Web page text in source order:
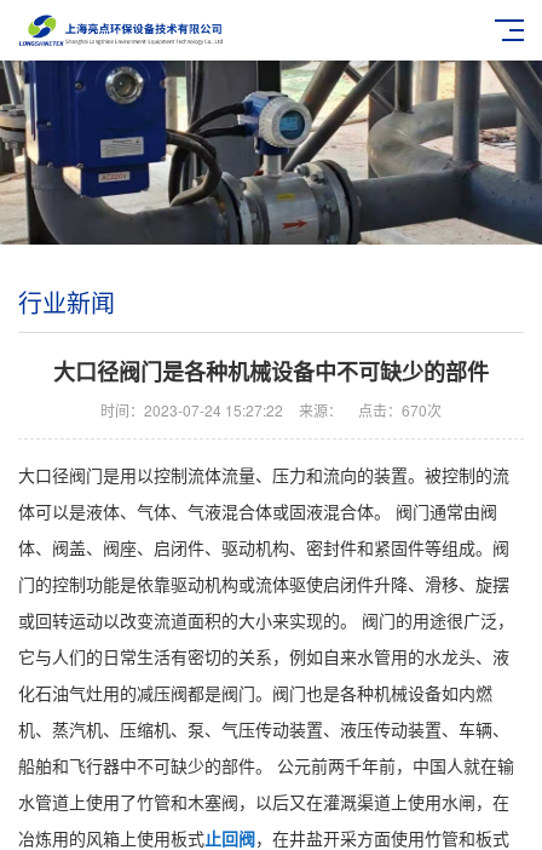
行业新闻
大口径阀门是各种机械设备中不可缺少的部件
时间：2023-07-24 15:27:22 来源： 点击：670次
大口径阀门是用以控制流体流量、压力和流向的装置。被控制的流
体可以是液体、气体、气液混合体或固液混合体。 阀门通常由阀
体、阀盖、阀座、启闭件、驱动机构、密封件和紧固件等组成。阀
门的控制功能是依靠驱动机构或流体驱使启闭件升降、滑移、旋摆
或回转运动以改变流道面积的大小来实现的。 阀门的用途很广泛，
它与人们的日常生活有密切的关系，例如自来水管用的水龙头、液
化石油气灶用的减压阀都是阀门。阀门也是各种机械设备如内燃
机、蒸汽机、压缩机、泵、气压传动装置、液压传动装置、车辆、
船舶和飞行器中不可缺少的部件。 公元前两千年前，中国人就在输
水管道上使用了竹管和木塞阀，以后又在灌溉渠道上使用水闸，在
冶炼用的风箱上使用板式止回阀 ，在井盐开采方面使用竹管和板式